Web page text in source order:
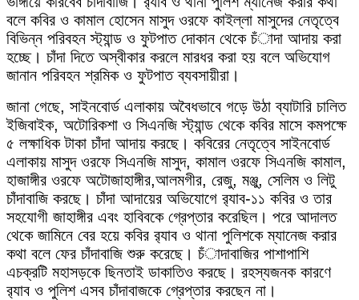
বলে কবির ও কামাল হোসেন মাসুদ ওরফে কাইল্লা মাসুদের নেতৃত্বে
বিভিন্ন পরিবহন স্ট্যান্ড ও ফুটপাত দোকান থেকে চঁাদা আদায় করা
হচ্ছে। চাঁদা দিতে অস্বীকার করলে মারধর করা হয় বলে অভিযোগ
জানান পরিবহন শ্রমিক ও ফুটপাত ব্যবসায়ীরা।
জানা গেছে, সাইনবোর্ড এলাকায় অবৈধভাবে গড়ে উঠা ব্যাটারি চালিত
ইজিবাইক, অটোরিকশা ও সিএনজি স্ট্যান্ড থেকে কবির মাসে কমপক্ষে
৫ লক্ষাধিক টাকা চাঁদা আদায় করছে। কবিরের নেতৃত্বে সাইনবোর্ড
এলাকায় মাসুদ ওরফে সিএনজি মাসুদ, কামাল ওরফে সিএনজি কামাল,
হাজাঙ্গীর ওরফে অটোজাহাঙ্গীর,আলমগীর, রেজু, মঞ্জু, সেলিম ও লিটু
চাঁদাবাজি করছে। চাঁদা আদায়ের অভিযোগে র‍্যাব-১১ কবির ও তার
সহযোগী জাহাঙ্গীর এবং হাবিবকে গ্রেপ্তার করেছিল। পরে আদালত
থেকে জামিনে বের হয়ে কবির র‍্যাব ও থানা পুলিশকে ম্যানেজ করার
কথা বলে ফের চাঁদাবাজি শুরু করেছে। চঁাদাবাজির পাশাপাশি
এচক্রটি মহাসড়কে ছিনতাই ডাকাতিও করছে। রহস্যজনক কারণে
র‍্যাব ও পুলিশ এসব চাঁদাবাজকে গ্রেপ্তার করছেন না।